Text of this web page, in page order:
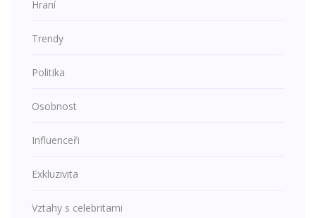
Hraní
Trendy
Politika
Osobnost
Influenceři
Exkluzivita
Vztahy s celebritami